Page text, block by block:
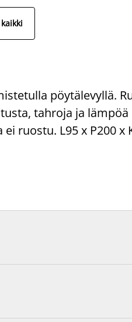
pöytälevyllä.
tahroja ja lämpöä
ruostu. L95 x P200 x